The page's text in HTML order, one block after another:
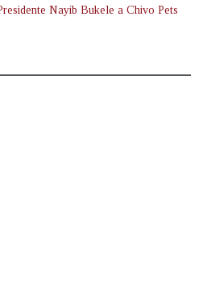
Nayib Bukele a Chivo Pets